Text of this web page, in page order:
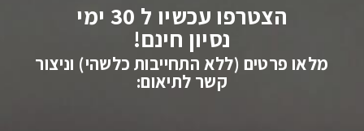
הצטרפו עכשיו ל 30 ימי
נסיון חינם!
מלאו פרטים (ללא התחייבות כלשהי) וניצור
קשר לתיאום: